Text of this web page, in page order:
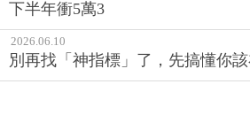
下半年衝5萬3
2026.06.10
別再找「神指標」了，先搞懂你